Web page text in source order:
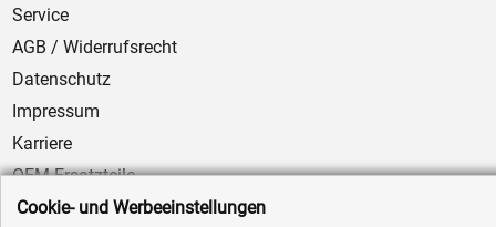
Service
AGB / Widerrufsrecht
Datenschutz
Impressum
Karriere
OEM-Ersatzteile
Technik-Hilfe
Cookie- und Werbeeinstellungen